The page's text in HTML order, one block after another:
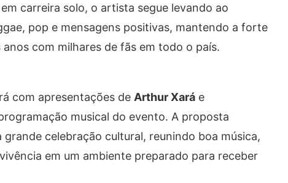
carreira solo, o artista segue levando ao
pop e mensagens positivas, mantendo a forte
com milhares de fãs em todo o país.
com apresentações de Arthur Xaráe
musical do evento. A proposta
celebração cultural, reunindo boa música,
em um ambiente preparado para receber